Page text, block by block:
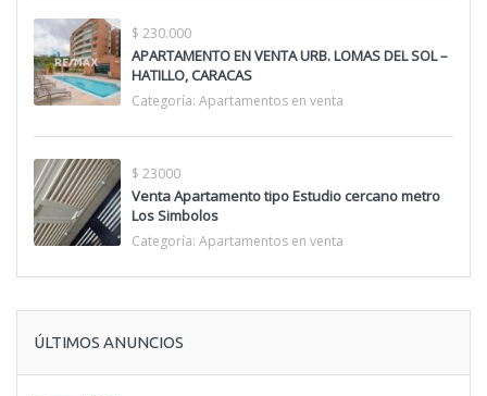
$ 230.000
APARTAMENTO EN VENTA URB. LOMAS DEL SOL –
HATILLO, CARACAS
Categoría: Apartamentos en venta
$ 23000
Venta Apartamento tipo Estudio cercano metro
Los Simbolos
Categoría: Apartamentos en venta
ÚLTIMOS ANUNCIOS